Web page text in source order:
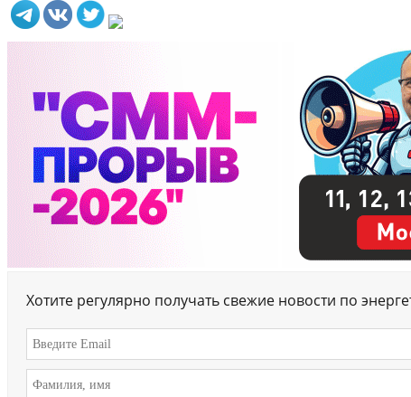
Хотите регулярно получать свежие новости по